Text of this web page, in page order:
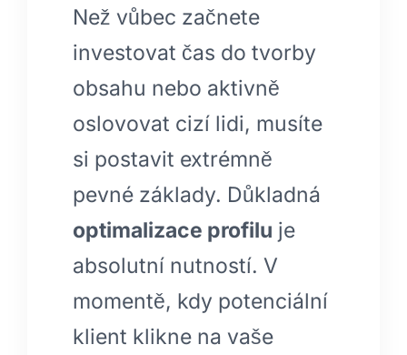
Než vůbec začnete
investovat čas do tvorby
obsahu nebo aktivně
oslovovat cizí lidi, musíte
si postavit extrémně
pevné základy. Důkladná
optimalizace profilu je
absolutní nutností. V
momentě, kdy potenciální
klient klikne na vaše